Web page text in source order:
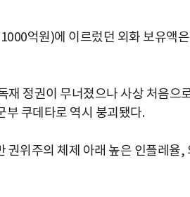
억원)에 이르렀던 외화 보유액
정권이 무너졌으나 사상 처음으
부 쿠데타로 역시 붕괴됐다.
위주의 체제 아래 높은 인플레율,